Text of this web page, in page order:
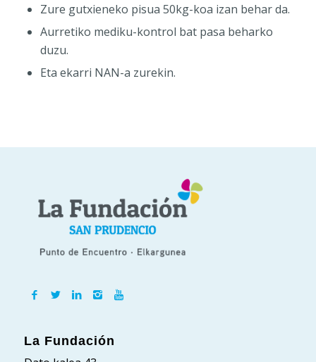
Zure gutxieneko pisua 50kg-koa izan behar da.
Aurretiko mediku-kontrol bat pasa beharko
duzu.
Eta ekarri NAN-a zurekin.
La Fundación